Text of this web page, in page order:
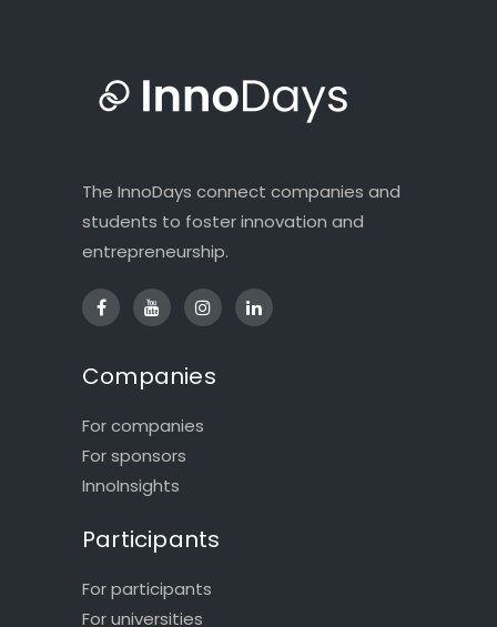
The InnoDays connect companies and
students to foster innovation and
entrepreneurship.
Companies
For companies
For sponsors
InnoInsights
Participants
For participants
For universities